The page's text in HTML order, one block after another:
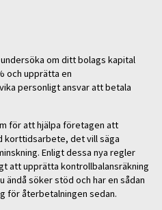
om ditt bolags kapital
och upprätta en
personligt ansvar att betala
för att hjälpa företagen att
korttidsarbete, det vill säga
Enligt dessa nya regler
att upprätta kontrollbalansräkning
ändå söker stöd och har en sådan
för återbetalningen sedan.